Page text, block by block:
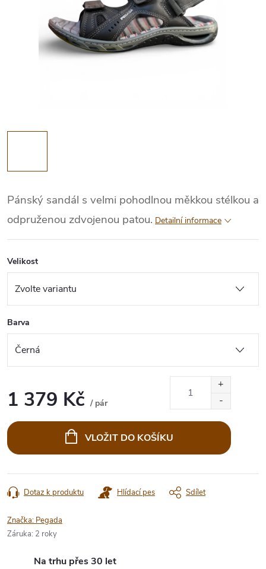
Pánský sandál s velmi pohodlnou měkkou stélkou a
odpruženou zdvojenou patou. Detailní informace
Velikost
Barva
1 379 Kč / pár
cena:
VLOŽIT DO KOŠÍKU
Dotaz k produktu Hlídací pes Sdílet
Značka: Pegada
Záruka: 2 roky
Na trhu přes 30 let